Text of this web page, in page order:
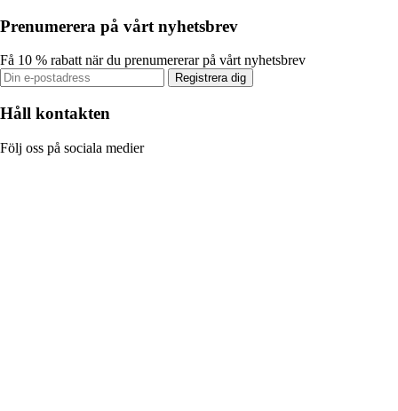
Prenumerera på vårt nyhetsbrev
Få 10 % rabatt när du prenumererar på vårt nyhetsbrev
Registrera dig
Håll kontakten
Följ oss på sociala medier